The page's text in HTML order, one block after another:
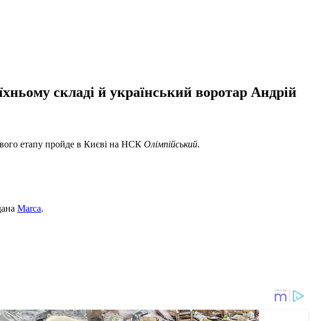
складі й український воротар Андрій
етапу пройде в Києві на НСК Олімпійський.
Marca.